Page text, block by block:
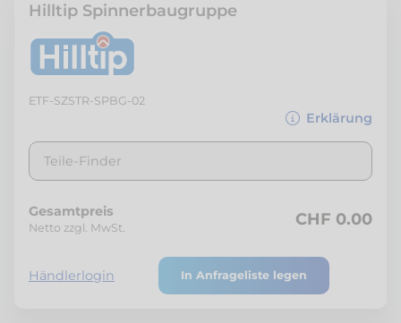
Hilltip Spinnerbaugruppe
ETF-SZSTR-SPBG-02
Erklärung
Teile-Finder
Gesamtpreis
Netto zzgl. MwSt. CHF 0.00
Händlerlogin In Anfrageliste legen